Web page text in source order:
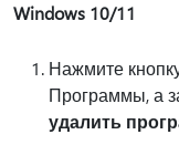
Windows 10/11
Нажмите
Программы, а
удалить